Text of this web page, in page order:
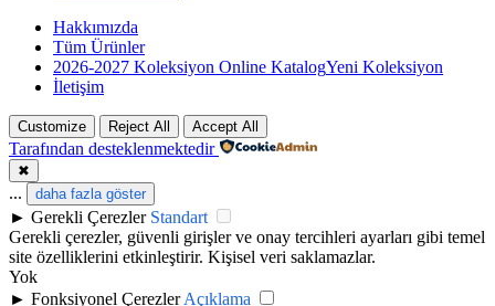
Hakkımızda
Tüm Ürünler
2026-2027 Koleksiyon Online KatalogYeni Koleksiyon
İletişim
Customize Reject All Accept All
Tarafından desteklenmektedir
✖
... daha fazla göster
► Gerekli Çerezler Standart
Gerekli çerezler, güvenli girişler ve onay tercihleri ayarları gibi temel
site özelliklerini etkinleştirir. Kişisel veri saklamazlar.
Yok
► Fonksiyonel Çerezler Açıklama